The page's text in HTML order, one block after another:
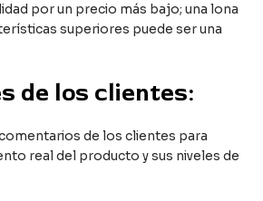
por un precio más bajo; una lona
superiores puede ser una
de los clientes:
de los clientes para
real del producto y sus niveles de